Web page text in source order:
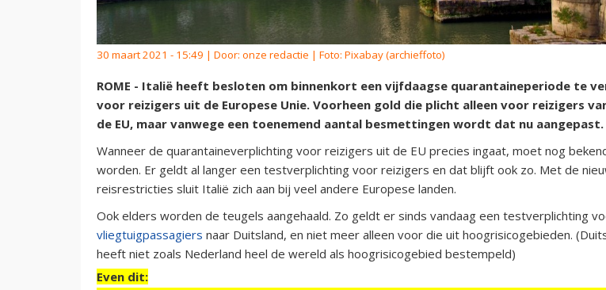
30 maart 2021 - 15:49 | Door: onze redactie | Foto: Pixabay (archieffoto)
ROME - Italië heeft besloten om binnenkort een vijfdaagse quarantaineperiode te
voor reizigers uit de Europese Unie. Voorheen gold die plicht alleen voor reizigers
de EU, maar vanwege een toenemend aantal besmettingen wordt dat nu aangepast.
Wanneer de quarantaineverplichting voor reizigers uit de EU precies ingaat, moet nog
worden. Er geldt al langer een testverplichting voor reizigers en dat blijft ook zo. Met de
reisrestricties sluit Italië zich aan bij veel andere Europese landen.
Ook elders worden de teugels aangehaald. Zo geldt er sinds vandaag een testverplichting
vliegtuigpassagiers naar Duitsland, en niet meer alleen voor die uit hoogrisicogebieden.
heeft niet zoals Nederland heel de wereld als hoogrisicogebied bestempeld)
Even dit: